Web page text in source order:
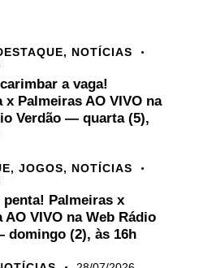
NOTÍCIAS
a vaga!
x Palmeiras AO VIVO na
Verdão — quarta (5),
JOGOS, NOTÍCIAS
penta! Palmeiras x
AO VIVO na Web Rádio
domingo (2), às 16h